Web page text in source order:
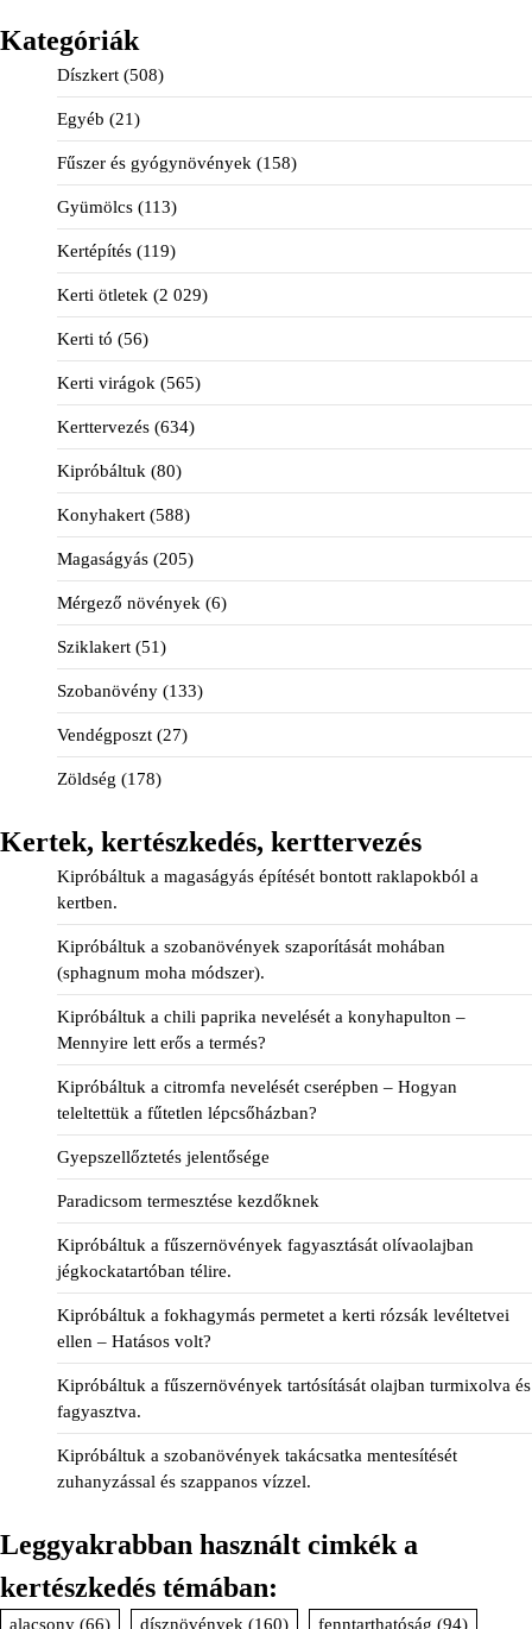
Kategóriák
Díszkert (508)
Egyéb (21)
Fűszer és gyógynövények (158)
Gyümölcs (113)
Kertépítés (119)
Kerti ötletek (2 029)
Kerti tó (56)
Kerti virágok (565)
Kerttervezés (634)
Kipróbáltuk (80)
Konyhakert (588)
Magaságyás (205)
Mérgező növények (6)
Sziklakert (51)
Szobanövény (133)
Vendégposzt (27)
Zöldség (178)
Kertek, kertészkedés, kerttervezés
Kipróbáltuk a magaságyás építését bontott raklapokból a
kertben.
Kipróbáltuk a szobanövények szaporítását mohában
(sphagnum moha módszer).
Kipróbáltuk a chili paprika nevelését a konyhapulton –
Mennyire lett erős a termés?
Kipróbáltuk a citromfa nevelését cserépben – Hogyan
teleltettük a fűtetlen lépcsőházban?
Gyepszellőztetés jelentősége
Paradicsom termesztése kezdőknek
Kipróbáltuk a fűszernövények fagyasztását olívaolajban
jégkockatartóban télire.
Kipróbáltuk a fokhagymás permetet a kerti rózsák levéltetvei
ellen – Hatásos volt?
Kipróbáltuk a fűszernövények tartósítását olajban turmixolva és
fagyasztva.
Kipróbáltuk a szobanövények takácsatka mentesítését
zuhanyzással és szappanos vízzel.
Leggyakrabban használt cimkék a
kertészkedés témában:
alacsony (66) dísznövények (160) fenntarthatóság (94)